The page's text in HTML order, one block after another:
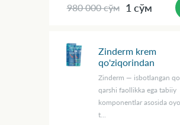
980 000 сўм 1 сўм
Zinderm krem
qo'ziqorindan
Zinderm — isbotlangan
qarshi faollikka ega tabiiy
komponentlar asosida
t...